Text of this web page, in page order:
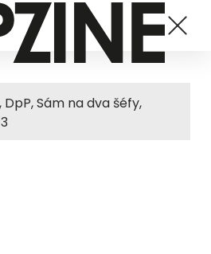
Sám na dva šéfy,